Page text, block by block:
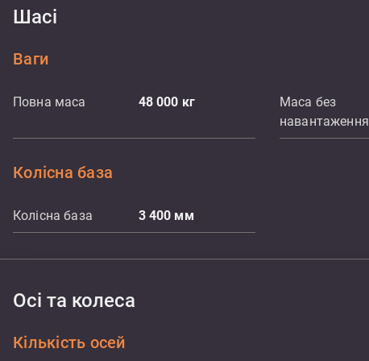
Шасі
Ваги
Повна маса 48 000 кг
Маса без
навантаження
Колісна база
Колісна база 3 400 мм
Осі та колеса
Кількість осей